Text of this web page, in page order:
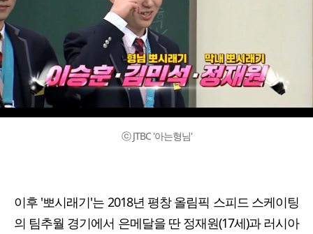
ⓒ JTBC '아는형님'
이후 '뽀시래기'는 2018년 평창 올림픽 스피드 스케이팅
의 팀추월 경기에서 은메달을 딴 정재원(17세)과 러시아